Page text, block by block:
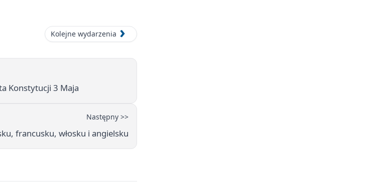
Kolejne wydarzenia
Konstytucji 3 Maja
Następny >>
francusku, włosku i angielsku